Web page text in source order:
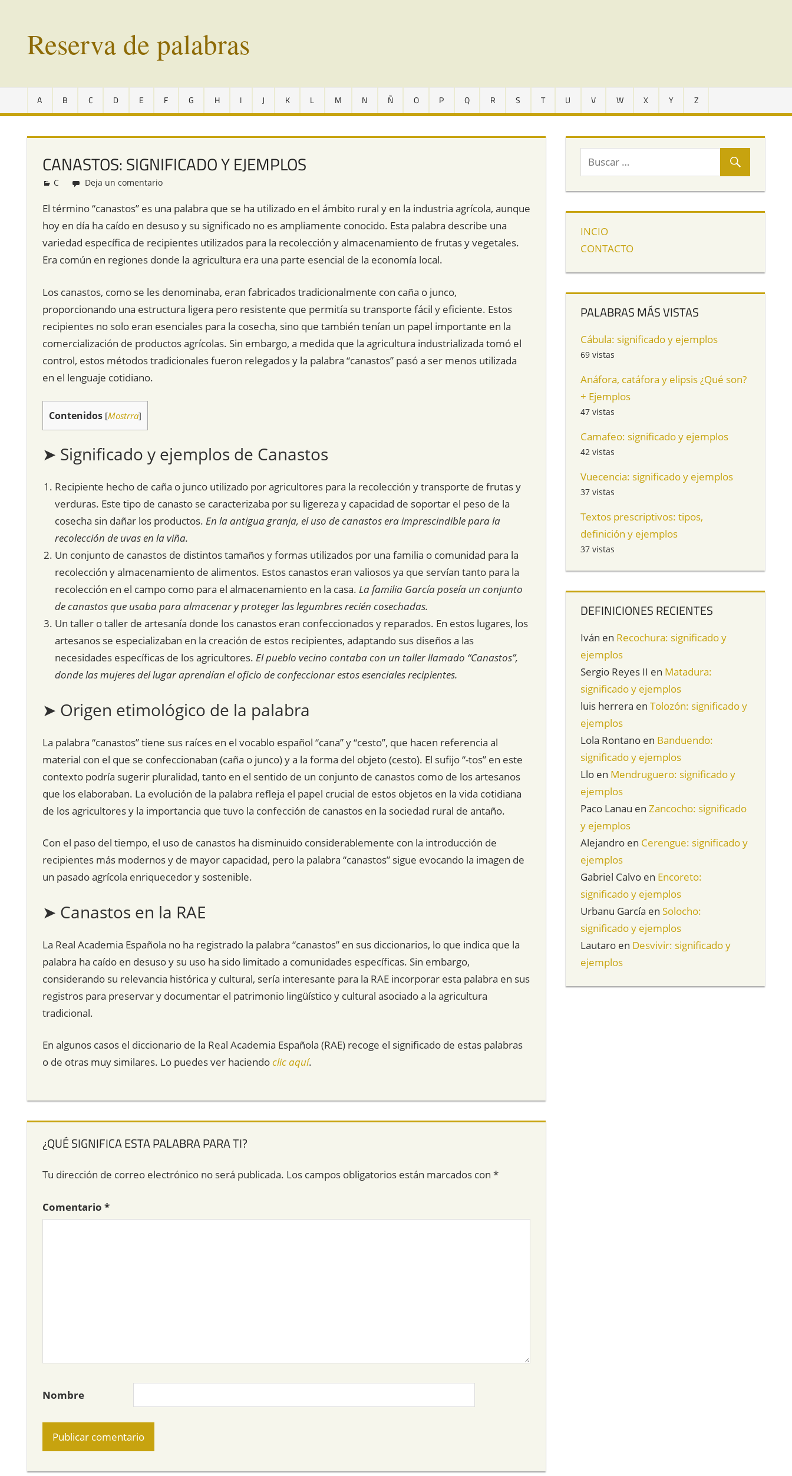
contenidoReserva de palabras
en
vías
extinción
todo
A B C D E F G H I J K L M N Ñ O P Q R S T U V W X Y Z
CANASTOS: SIGNIFICADO Y EJEMPLOS
Redacción
C Deja un comentario
El término “canastos” es una palabra que se ha utilizado en el ámbito rural y en la industria agrícola, aunque
hoy en día ha caído en desuso y su significado no es ampliamente conocido. Esta palabra describe una
variedad específica de recipientes utilizados para la recolección y almacenamiento de frutas y vegetales.
Era común en regiones donde la agricultura era una parte esencial de la economía local.
Los canastos, como se les denominaba, eran fabricados tradicionalmente con caña o junco,
proporcionando una estructura ligera pero resistente que permitía su transporte fácil y eficiente. Estos
recipientes no solo eran esenciales para la cosecha, sino que también tenían un papel importante en la
comercialización de productos agrícolas. Sin embargo, a medida que la agricultura industrializada tomó el
control, estos métodos tradicionales fueron relegados y la palabra “canastos” pasó a ser menos utilizada
en el lenguaje cotidiano.
Contenidos [Mostrra]
➤ Significado y ejemplos de Canastos
Recipiente hecho de caña o junco utilizado por agricultores para la recolección y transporte de frutas y
verduras. Este tipo de canasto se caracterizaba por su ligereza y capacidad de soportar el peso de la
cosecha sin dañar los productos. En la antigua granja, el uso de canastos era imprescindible para la
recolección de uvas en la viña.
Un conjunto de canastos de distintos tamaños y formas utilizados por una familia o comunidad para la
recolección y almacenamiento de alimentos. Estos canastos eran valiosos ya que servían tanto para la
recolección en el campo como para el almacenamiento en la casa. La familia García poseía un conjunto
de canastos que usaba para almacenar y proteger las legumbres recién cosechadas.
Un taller o taller de artesanía donde los canastos eran confeccionados y reparados. En estos lugares, los
artesanos se especializaban en la creación de estos recipientes, adaptando sus diseños a las
necesidades específicas de los agricultores. El pueblo vecino contaba con un taller llamado “Canastos”,
donde las mujeres del lugar aprendían el oficio de confeccionar estos esenciales recipientes.
➤ Origen etimológico de la palabra
La palabra “canastos” tiene sus raíces en el vocablo español “cana” y “cesto”, que hacen referencia al
material con el que se confeccionaban (caña o junco) y a la forma del objeto (cesto). El sufijo “-tos” en este
contexto podría sugerir pluralidad, tanto en el sentido de un conjunto de canastos como de los artesanos
que los elaboraban. La evolución de la palabra refleja el papel crucial de estos objetos en la vida cotidiana
de los agricultores y la importancia que tuvo la confección de canastos en la sociedad rural de antaño.
Con el paso del tiempo, el uso de canastos ha disminuido considerablemente con la introducción de
recipientes más modernos y de mayor capacidad, pero la palabra “canastos” sigue evocando la imagen de
un pasado agrícola enriquecedor y sostenible.
➤ Canastos en la RAE
La Real Academia Española no ha registrado la palabra “canastos” en sus diccionarios, lo que indica que la
palabra ha caído en desuso y su uso ha sido limitado a comunidades específicas. Sin embargo,
considerando su relevancia histórica y cultural, sería interesante para la RAE incorporar esta palabra en sus
registros para preservar y documentar el patrimonio lingüístico y cultural asociado a la agricultura
tradicional.
En algunos casos el diccionario de la Real Academia Española (RAE) recoge el significado de estas palabras
o de otras muy similares. Lo puedes ver haciendoclic aquí.
¿QUÉ SIGNIFICA ESTA PALABRA PARA TI?
Tu dirección de correo electrónico no será publicada. Los campos obligatorios están marcados con *
Comentario *
Nombre
INCIO
CONTACTO
PALABRAS MÁS VISTAS
Cábula: significado y ejemplos
69 vistas
Anáfora, catáfora y elipsis ¿Qué son?
+ Ejemplos
47 vistas
Camafeo: significado y ejemplos
42 vistas
Vuecencia: significado y ejemplos
37 vistas
Textos prescriptivos: tipos,
definición y ejemplos
37 vistas
DEFINICIONES RECIENTES
Iván en Recochura: significado y
ejemplos
Sergio Reyes II en Matadura:
significado y ejemplos
luis herrera enTolozón: significado y
ejemplos
Lola Rontano en Banduendo:
significado y ejemplos
Llo en Mendruguero: significado y
ejemplos
Paco Lanau enZancocho: significado
y ejemplos
Alejandro en Cerengue: significado y
ejemplos
Gabriel Calvo en Encoreto:
significado y ejemplos
Urbanu García enSolocho:
significado y ejemplos
Lautaro en Desvivir: significado y
ejemplos